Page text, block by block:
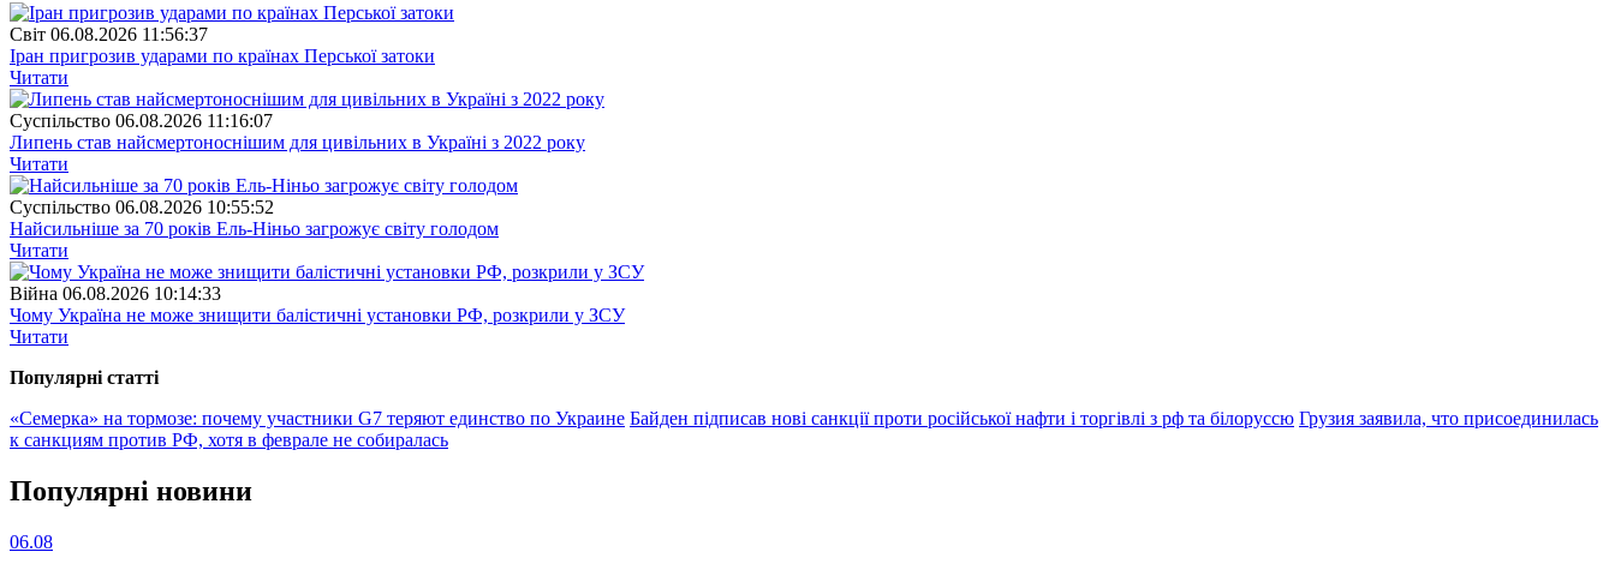
Свiт 06.08.2026 11:56:37
Іран пригрозив ударами по країнах Перської затоки
Читати
Суспiльство 06.08.2026 11:16:07
Липень став найсмертоноснішим для цивільних в Україні з 2022 року
Читати
Суспiльство 06.08.2026 10:55:52
Найсильніше за 70 років Ель-Ніньо загрожує світу голодом
Читати
Війна 06.08.2026 10:14:33
Чому Україна не може знищити балістичні установки РФ, розкрили у ЗСУ
Читати
Популярнi статтi
«Семерка» на тормозе: почему участники G7 теряют единство по Украине Байден підписав нові санкції проти російської нафти і торгівлі з рф та білоруссю Грузия заявила, что присоединилась
к санкциям против РФ, хотя в феврале не собиралась
Популярнi новини
06.08